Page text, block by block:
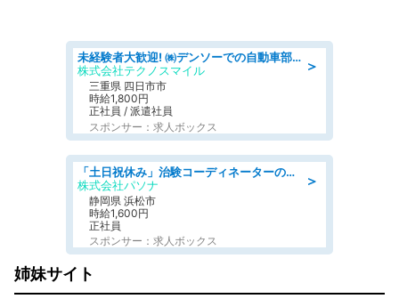
＞
未経験者大歓迎! ㈱デンソーでの自動車部品の組立作業 denso aichi
株式会社テクノスマイル
三重県 四日市市
時給1,800円
正社員 / 派遣社員
スポンサー：求人ボックス
＞
「土日祝休み」治験コーディネーターのお仕事/未経験OK
株式会社パソナ
静岡県 浜松市
時給1,600円
正社員
スポンサー：求人ボックス
姉妹サイト